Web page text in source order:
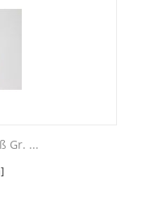
Gr. ...